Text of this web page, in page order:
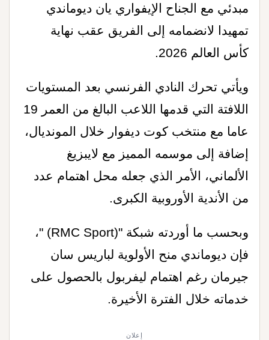
مبدئي مع الجناح الإيفواري يان ديوماندي
تمهيدا لانضمامه إلى الفريق عقب نهاية
كأس العالم 2026
.
ويأتي تحرك النادي الفرنسي بعد المستويات
اللافتة التي قدمها اللاعب البالغ من العمر 19
عاما مع منتخب كوت ديفوار خلال المونديال،
إضافة إلى موسمه المميز مع لايبزيغ
الألماني، الأمر الذي جعله محل اهتمام عدد
من الأندية الأوروبية الكبرى.
وبحسب ما أوردته شبكة "" (RMC Sport)،
فإن ديوماندي منح الأولوية لباريس سان
جيرمان رغم اهتمام ليفربول بالحصول على
خدماته خلال الفترة الأخيرة.
إعلان